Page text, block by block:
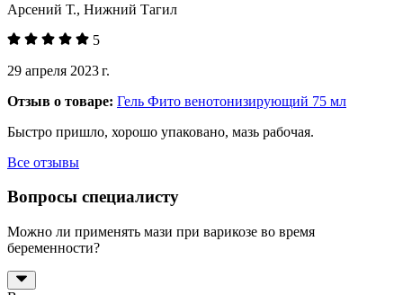
Арсений Т., Нижний Тагил
5
29 апреля 2023 г.
Отзыв о товаре: Гель Фито венотонизирующий 75 мл
Быстро пришло, хорошо упаковано, мазь рабочая.
Все отзывы
Вопросы специалисту
Можно ли применять мази при варикозе во время
беременности?